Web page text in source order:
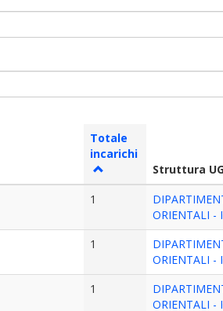
Totale
incarichi
Struttura
1
ORIENTALI -
1
ORIENTALI -
1
ORIENTALI -